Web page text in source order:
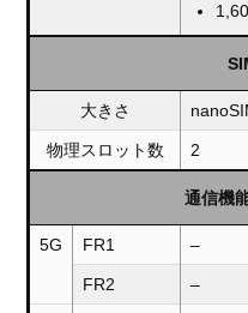
大きさ
物理スロット数 2
通信機
5G FR1 –
FR2 –